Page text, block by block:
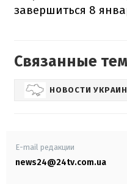
завершиться 8
Связанные
НОВОСТИ
E-mail редакции
news24@24tv.com.ua